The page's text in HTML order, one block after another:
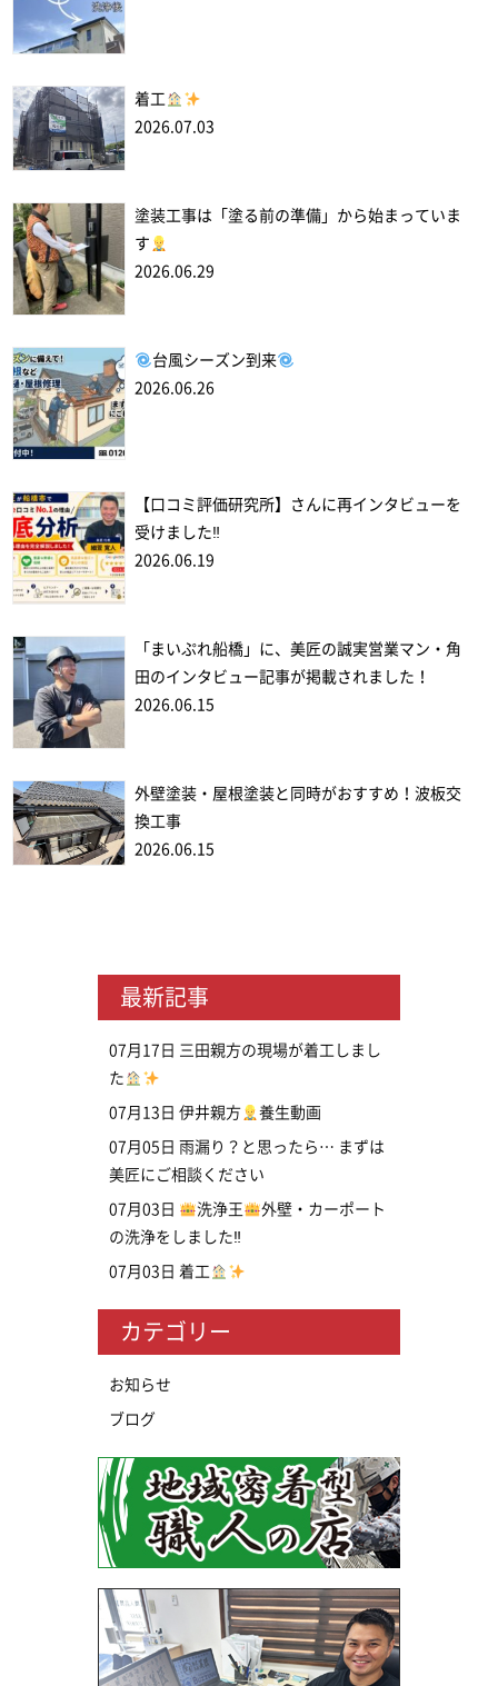
着工
2026.07.03
塗装工事は「塗る前の準備」から始まっていま
す
2026.06.29
台風シーズン到来
2026.06.26
【口コミ評価研究所】さんに再インタビューを
受けました‼
2026.06.19
「まいぷれ船橋」に、美匠の誠実営業マン・角
田のインタビュー記事が掲載されました！
2026.06.15
外壁塗装・屋根塗装と同時がおすすめ！波板交
換工事
2026.06.15
最新記事
07月17日 三田親方の現場が着工しまし
た
07月13日 伊井親方 養生動画
07月05日 雨漏り？と思ったら… まずは
美匠にご相談ください
07月03日 洗浄王
外壁・カーポート
の洗浄をしました‼
07月03日 着工
カテゴリー
お知らせ
ブログ